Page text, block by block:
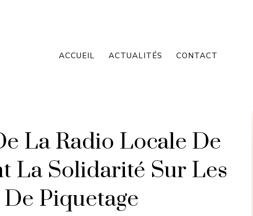
ACCUEIL ACTUALITÉS CONTACT
La Radio Locale De
La Solidarité Sur Les
Piquetage